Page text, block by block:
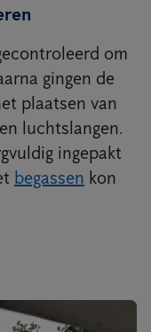
om
gingen de
plaatsen van
luchtslangen.
ingepakt
begassen kon